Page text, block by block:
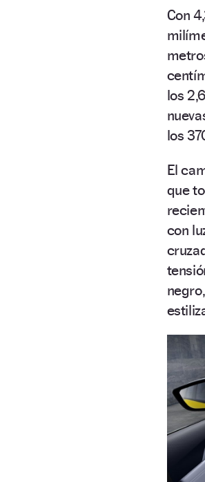
Con
los
los
El
que
con